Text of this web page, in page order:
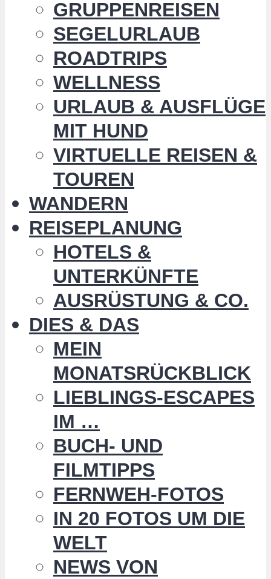
GRUPPENREISEN
SEGELURLAUB
ROADTRIPS
WELLNESS
URLAUB & AUSFLÜGE
MIT HUND
VIRTUELLE REISEN &
TOUREN
WANDERN
REISEPLANUNG
HOTELS &
UNTERKÜNFTE
AUSRÜSTUNG & CO.
DIES & DAS
MEIN
MONATSRÜCKBLICK
LIEBLINGS-ESCAPES
IM …
BUCH- UND
FILMTIPPS
FERNWEH-FOTOS
IN 20 FOTOS UM DIE
WELT
NEWS VON